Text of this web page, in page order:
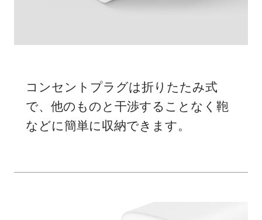
コンセントプラグは折りたたみ式
で、他のものと干渉することなく鞄
などに簡単に収納できます。